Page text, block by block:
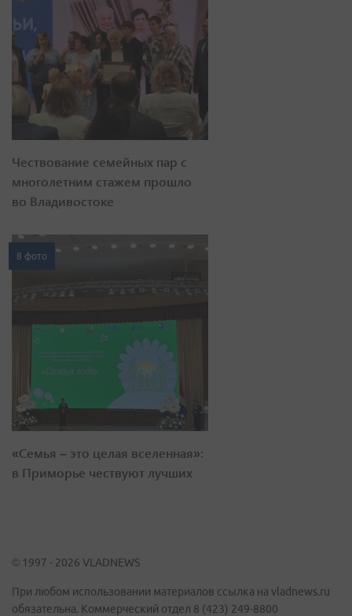
Чествование семейных пар с
многолетним стажем прошло
во Владивостоке
8 фото
«Семья – это целая вселенная»:
в Приморье чествуют лучших
© 1997 - 2026 VLADNEWS
При любом использовании материалов ссылка на vladnews.ru
обязательна. Коммерческий отдел 8 (423) 249-8800